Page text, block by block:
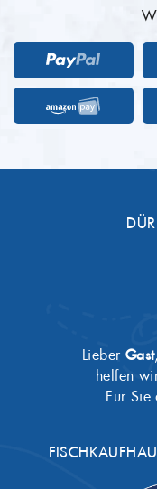
Lieber Gast
helfen
Für Sie